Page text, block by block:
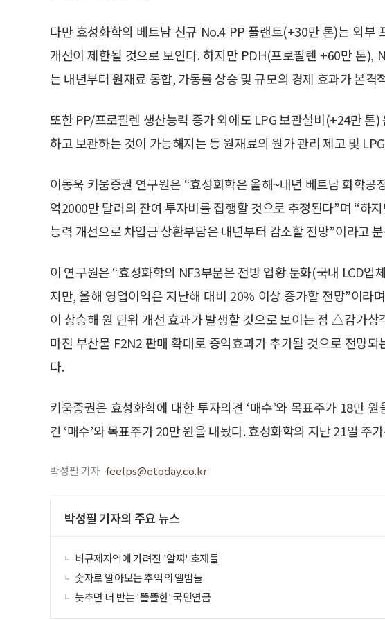
다만 효성화학의 베트남 신규 No.4 PP 플랜트(+30만 톤)는 외부
개선이 제한될 것으로 보인다. 하지만 PDH(프로필렌 +60만 톤),
는 내년부터 원재료 통합, 가동률 상승 및 규모의 경제 효과가 본격
또한 PP/프로필렌 생산능력 증가 외에도 LPG 보관설비(+24만 톤
하고 보관하는 것이 가능해지는 등 원재료의 원가 관리 제고 및
이동욱 키움증권 연구원은 “효성화학은 올해~내년 베트남 화학
억2000만 달러의 잔여 투자비를 집행할 것으로 추정된다”며 “하
능력 개선으로 차입금 상환부담은 내년부터 감소할 전망”이라고
이 연구원은 “효성화학의 NF3부문은 전방 업황 둔화(국내 LCD업
지만, 올해 영업이익은 지난해 대비 20% 이상 증가할 전망”이
이 상승해 원 단위 개선 효과가 발생할 것으로 보이는 점 △감가
마진 부산물 F2N2 판매 확대로 증익효과가 추가될 것으로 전망
다.
키움증권은 효성화학에 대한 투자의견 ‘매수’와 목표주가 18만
견 ‘매수’와 목표주가 20만 원을 내놨다. 효성화학의 지난 21일 주
박성필 기자 feelps@etoday.co.kr
박성필 기자의 주요 뉴스
비규제지역에 가려진 '알짜' 호재들
숫자로 알아보는 추억의 앨범들
늦추면 더 받는 '똘똘한' 국민연금